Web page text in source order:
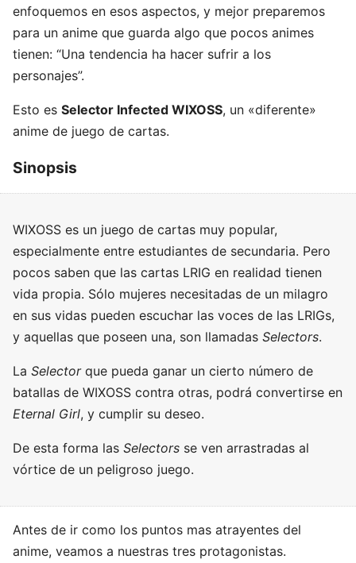
enfoquemos en esos aspectos, y mejor preparemos
para un anime que guarda algo que pocos animes
tienen: “Una tendencia ha hacer sufrir a los
personajes”.
Esto es Selector Infected WIXOSS, un «diferente»
anime de juego de cartas.
Sinopsis
WIXOSS es un juego de cartas muy popular,
especialmente entre estudiantes de secundaria. Pero
pocos saben que las cartas LRIG en realidad tienen
vida propia. Sólo mujeres necesitadas de un milagro
en sus vidas pueden escuchar las voces de las LRIGs,
y aquellas que poseen una, son llamadas Selectors.
La Selectorque pueda ganar un cierto número de
batallas de WIXOSS contra otras, podrá convertirse en
Eternal Girl, y cumplir su deseo.
De esta forma las Selectors se ven arrastradas al
vórtice de un peligroso juego.
Antes de ir como los puntos mas atrayentes del
anime, veamos a nuestras tres protagonistas.